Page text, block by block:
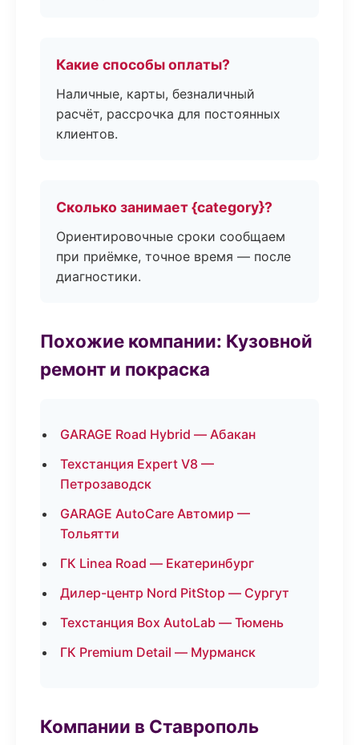
Какие способы оплаты?
Наличные, карты, безналичный
расчёт, рассрочка для постоянных
клиентов.
Сколько занимает {category}?
Ориентировочные сроки сообщаем
при приёмке, точное время — после
диагностики.
Похожие компании: Кузовной
ремонт и покраска
GARAGE Road Hybrid — Абакан
Техстанция Expert V8 —
Петрозаводск
GARAGE AutoCare Автомир —
Тольятти
ГК Linea Road — Екатеринбург
Дилер-центр Nord PitStop — Сургут
Техстанция Box AutoLab — Тюмень
ГК Premium Detail — Мурманск
Компании в Ставрополь